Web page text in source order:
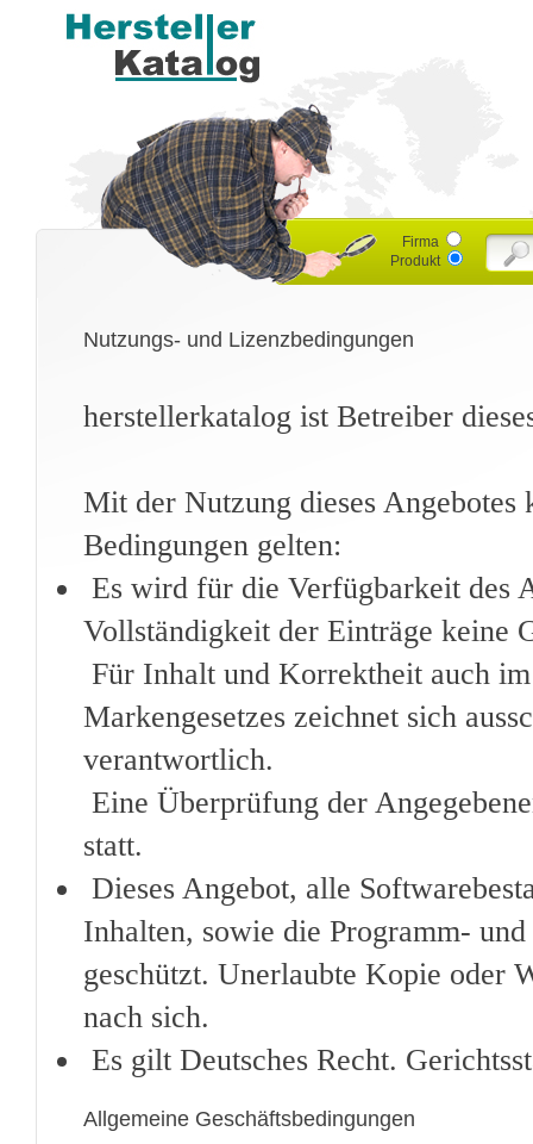
Firma
Produkt
Nutzungs- und Lizenzbedingungen
herstellerkatalog ist Betreiber
Mit der Nutzung dieses
Bedingungen gelten:
Es wird für die Verfügbarkeit des
Vollständigkeit der Einträge keine
Für Inhalt und Korrektheit auch im
Markengesetzes zeichnet sich
verantwortlich.
Eine Überprüfung der
statt.
Dieses Angebot, alle
Inhalten, sowie die Programm-
geschützt. Unerlaubte Kopie oder
nach sich.
Es gilt Deutsches Recht.
Allgemeine Geschäftsbedingungen